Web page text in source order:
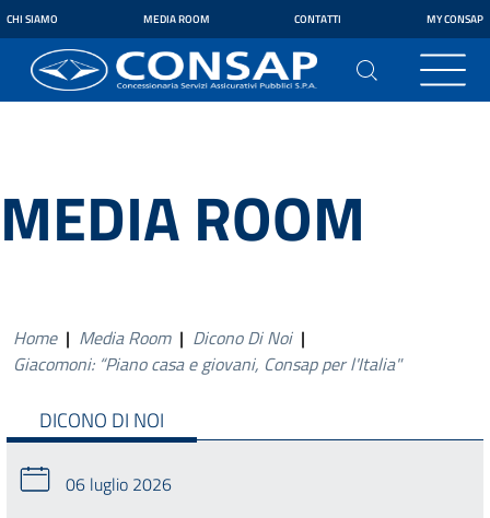
CHI SIAMO MEDIA ROOM CONTATTI MY CONSAP
MEDIA ROOM
Home | Media Room | Dicono Di Noi |
Giacomoni: “Piano casa e giovani, Consap per l'Italia"
DICONO DI NOI
06 luglio 2026